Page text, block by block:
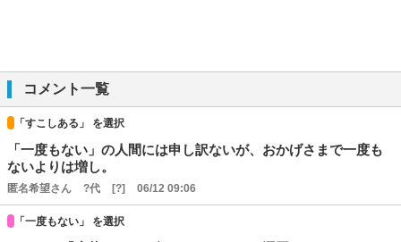
コメント一覧
「すこしある」 を選択
「一度もない」の人間には申し訳ないが、おかげさまで一度も
ないよりは増し。
匿名希望さん ?代 [?] 06/12 09:06
「一度もない」 を選択